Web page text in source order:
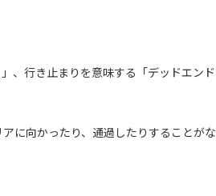
、行き止まりを意味する「デッドエンド
に向かったり、通過したりすることがな